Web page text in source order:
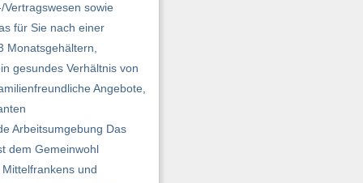
sowie
für Sie nach einer
Monatsgehältern,
gesundes Verhältnis von
Angebote,
Arbeitsumgebung Das
dem Gemeinwohl
und